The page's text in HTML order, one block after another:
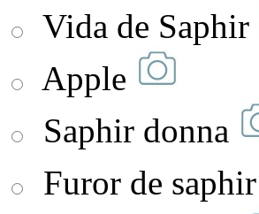
Vida de Saphir
Apple
Saphir donna
Furor de saphir